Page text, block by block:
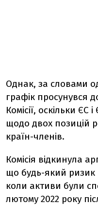
Однак, за словами
графік просунувся
Комісії, оскільки ЄС
щодо двох позицій
країн-членів.
Комісія відкинула
що будь-який
коли активи були
лютому 2022 року